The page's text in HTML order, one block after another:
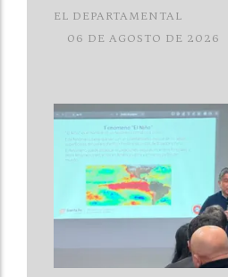
EL DEPARTAMENTAL
06 DE AGOSTO DE 2026